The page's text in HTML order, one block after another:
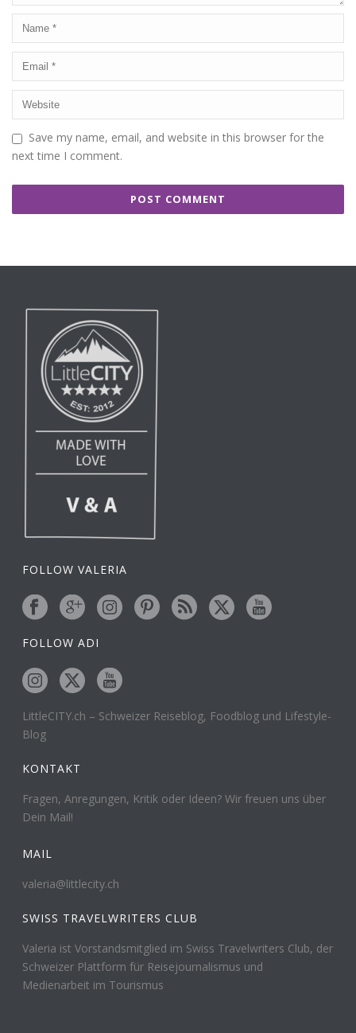
Save my name, email, and website in this browser for the
next time I comment.
FOLLOW VALERIA
FOLLOW ADI
LittleCITY.ch – Schweizer Reiseblog, Foodblog und Lifestyle-
Blog
KONTAKT
Fragen, Anregungen, Kritik oder Ideen? Wir freuen uns über
Dein Mail!
MAIL
valeria@littlecity.ch
SWISS TRAVELWRITERS CLUB
Valeria ist Vorstandsmitglied im Swiss Travelwriters Club, der
Schweizer Plattform für Reisejournalismus und
Medienarbeit im Tourismus